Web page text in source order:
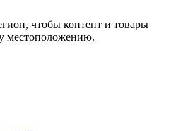
чтобы контент и товары
местоположению.